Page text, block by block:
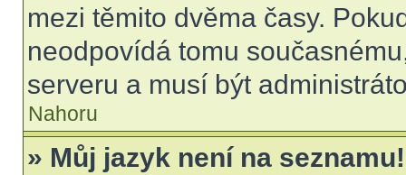
mezi těmito dvěma časy.
neodpovídá tomu
serveru a musí být
Nahoru
» Můj jazyk není na seznamu!